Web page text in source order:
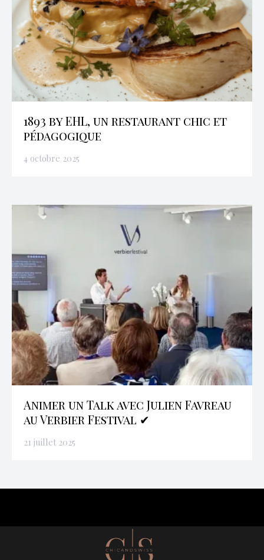
1893 by EHL, un restaurant chic et
pédagogique
4 octobre 2025
Animer un Talk avec Julien Favreau
au Verbier Festival ✔
21 juillet 2025